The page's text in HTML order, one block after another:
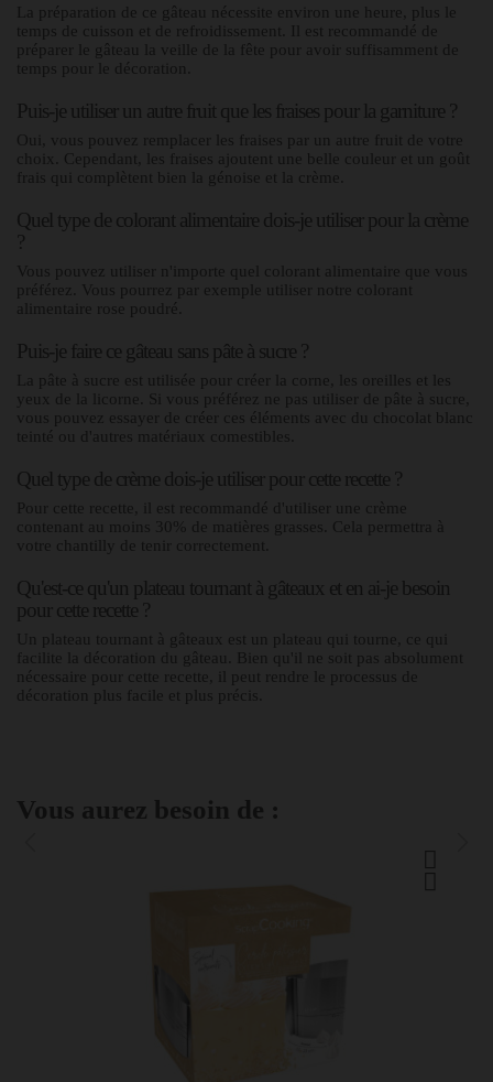
La préparation de ce gâteau nécessite environ une heure, plus le
temps de cuisson et de refroidissement. Il est recommandé de
préparer le gâteau la veille de la fête pour avoir suffisamment de
temps pour le décoration.
Puis-je utiliser un autre fruit que les fraises pour la garniture ?
Oui, vous pouvez remplacer les fraises par un autre fruit de votre
choix. Cependant, les fraises ajoutent une belle couleur et un goût
frais qui complètent bien la génoise et la crème.
Quel type de colorant alimentaire dois-je utiliser pour la crème
?
Vous pouvez utiliser n'importe quel colorant alimentaire que vous
préférez. Vous pourrez par exemple utiliser notre colorant
alimentaire rose poudré.
Puis-je faire ce gâteau sans pâte à sucre ?
La pâte à sucre est utilisée pour créer la corne, les oreilles et les
yeux de la licorne. Si vous préférez ne pas utiliser de pâte à sucre,
vous pouvez essayer de créer ces éléments avec du chocolat blanc
teinté ou d'autres matériaux comestibles.
Quel type de crème dois-je utiliser pour cette recette ?
Pour cette recette, il est recommandé d'utiliser une crème
contenant au moins 30% de matières grasses. Cela permettra à
votre chantilly de tenir correctement.
Qu'est-ce qu'un plateau tournant à gâteaux et en ai-je besoin
pour cette recette ?
Un plateau tournant à gâteaux est un plateau qui tourne, ce qui
facilite la décoration du gâteau. Bien qu'il ne soit pas absolument
nécessaire pour cette recette, il peut rendre le processus de
décoration plus facile et plus précis.
Vous aurez besoin de :